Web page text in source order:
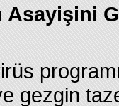
Asayişini
gezgin